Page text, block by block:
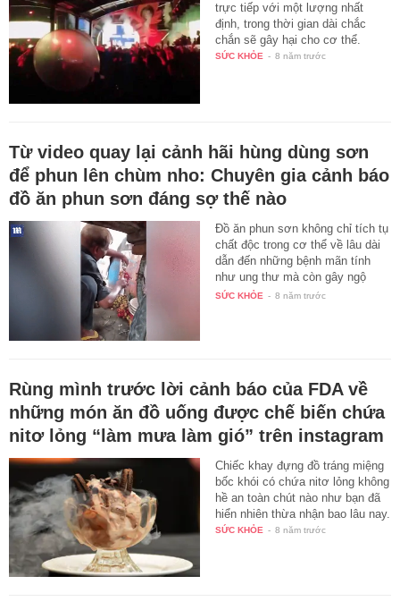
trực tiếp với một lượng nhất
định, trong thời gian dài chắc
chắn sẽ gây hại cho cơ thể.
SỨC KHỎE - 8 năm trước
Từ video quay lại cảnh hãi hùng dùng sơn
để phun lên chùm nho: Chuyên gia cảnh báo
đồ ăn phun sơn đáng sợ thế nào
Đồ ăn phun sơn không chỉ tích tụ
chất độc trong cơ thể về lâu dài
dẫn đến những bệnh mãn tính
như ung thư mà còn gây ngộ
độc…
SỨC KHỎE - 8 năm trước
Rùng mình trước lời cảnh báo của FDA về
những món ăn đồ uống được chế biến chứa
nitơ lỏng “làm mưa làm gió” trên instagram
Chiếc khay đựng đồ tráng miệng
bốc khói có chứa nitơ lỏng không
hề an toàn chút nào như bạn đã
hiển nhiên thừa nhận bao lâu nay.
SỨC KHỎE - 8 năm trước